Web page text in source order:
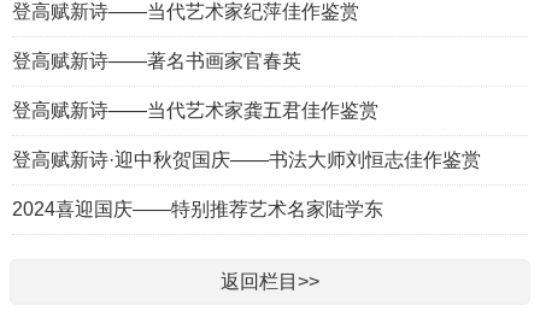
登高赋新诗——当代艺术家纪萍佳作鉴赏
登高赋新诗——著名书画家官春英
登高赋新诗——当代艺术家龚五君佳作鉴赏
登高赋新诗·迎中秋贺国庆——书法大师刘恒志佳作鉴赏
2024喜迎国庆——特别推荐艺术名家陆学东
返回栏目>>